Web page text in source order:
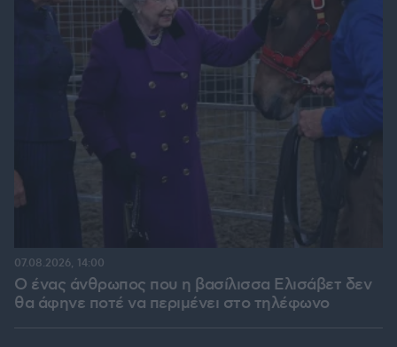
Ο ένας άνθρωπος που η βασίλισσα Ελισάβετ δεν
θα άφηνε ποτέ να περιμένει στο τηλέφωνο
07.08.2026, 14:00